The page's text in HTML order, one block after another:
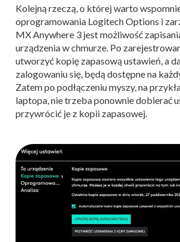
Kolejną rzeczą, o której warto
oprogramowania Logitech Options i
MX Anywhere 3 jest możliwość
urządzenia w chmurze. Po
utworzyć kopię zapasową ustawień, a
zalogowaniu się, będą dostępne na
Zatem po podłączeniu myszy, na
laptopa, nie trzeba ponownie dobierać
przywrócić je z kopii zapasowej.